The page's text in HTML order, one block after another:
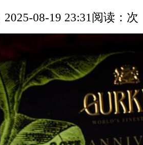
2025-08-19 23:31阅读： 次